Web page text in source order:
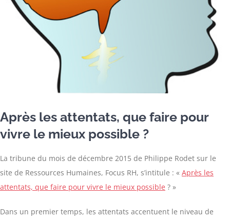
Après les attentats, que faire pour
vivre le mieux possible ?
La tribune du mois de décembre 2015 de Philippe Rodet sur le
site de Ressources Humaines, Focus RH, s’intitule : « Après les
attentats, que faire pour vivre le mieux possible ? »
Dans un premier temps, les attentats accentuent le niveau de